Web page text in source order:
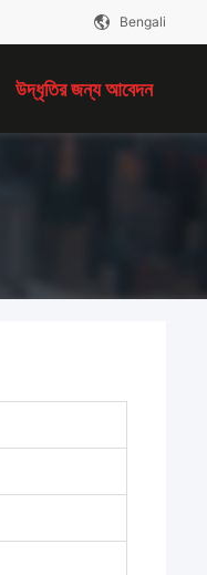
Bengali
উদ্ধৃতির জন্য আবেদন